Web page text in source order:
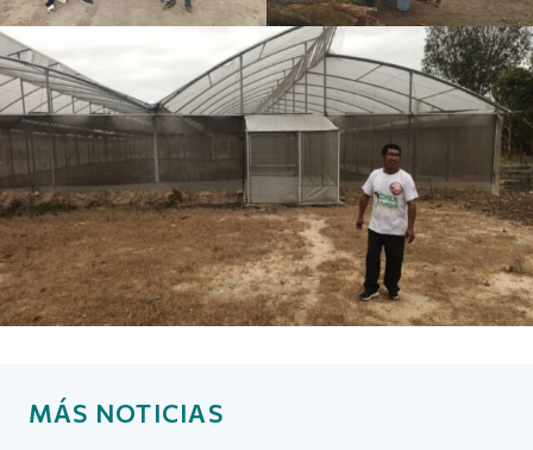
MÁS NOTICIAS